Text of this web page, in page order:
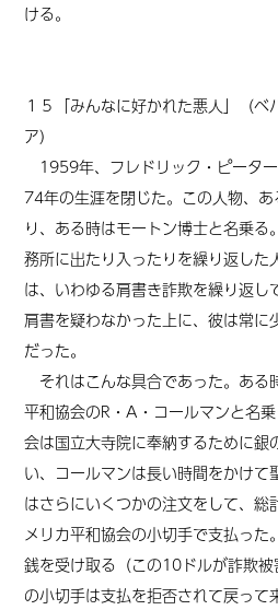
ける。
１５「みんなに好かれた悪人」（
ア）
1959年、フレドリック・ピータ
74年の生涯を閉じた。この人物、
り、ある時はモートン博士と名乗
務所に出たり入ったりを繰り返した
は、いわゆる肩書き詐欺を繰り返し
肩書を疑わなかった上に、彼は常に
だった。
それはこんな具合であった。ある
平和協会のR・A・コールマンと名
会は国立大寺院に奉納するために銀
い、コールマンは長い時間をかけて
はさらにいくつかの注文をして、
メリカ平和協会の小切手で支払っ
銭を受け取る（この10ドルが詐欺
の小切手は支払を拒否されて戻って